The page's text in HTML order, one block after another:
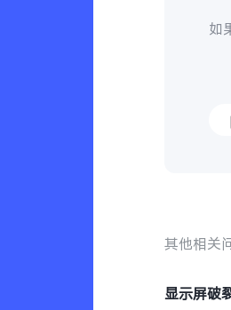
如
其他相关
显示屏破